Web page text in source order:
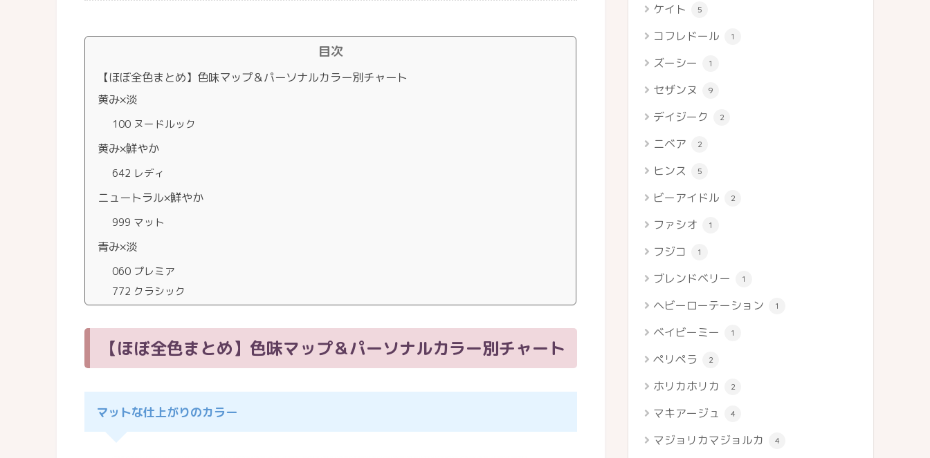
目次
【ほぼ全色まとめ】色味マップ＆パーソナルカラー別チャート
黄み×淡
100 ヌードルック
黄み×鮮やか
642 レディ
ニュートラル×鮮やか
999 マット
青み×淡
060 プレミア
772 クラシック
【ほぼ全色まとめ】色味マップ＆パーソナルカラー別チャート
マットな仕上がりのカラー
ケイト 5
コフレドール 1
ズーシー 1
セザンヌ 9
デイジーク 2
ニベア 2
ヒンス 5
ビーアイドル 2
ファシオ 1
フジコ 1
ブレンドベリー 1
ヘビーローテーション 1
ベイビーミー 1
ペリペラ 2
ホリカホリカ 2
マキアージュ 4
マジョリカマジョルカ 4